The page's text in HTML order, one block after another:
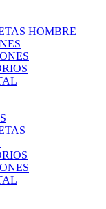
HOMBRE